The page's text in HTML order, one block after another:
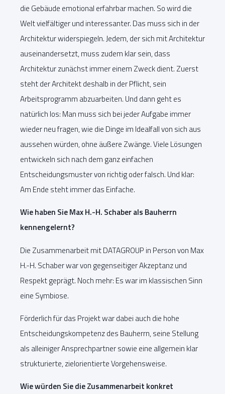
die Gebäude emotional erfahrbar machen. So wird die
Welt vielfältiger und interessanter. Das muss sich in der
Architektur widerspiegeln. Jedem, der sich mit Architektur
auseinandersetzt, muss zudem klar sein, dass
Architektur zunächst immer einem Zweck dient. Zuerst
steht der Architekt deshalb in der Pflicht, sein
Arbeitsprogramm abzuarbeiten. Und dann geht es
natürlich los: Man muss sich bei jeder Aufgabe immer
wieder neu fragen, wie die Dinge im Idealfall von sich aus
aussehen würden, ohne äußere Zwänge. Viele Lösungen
entwickeln sich nach dem ganz einfachen
Entscheidungsmuster von richtig oder falsch. Und klar:
Am Ende steht immer das Einfache.
Wie haben Sie Max H.-H. Schaber als Bauherrn
kennengelernt?
Die Zusammenarbeit mit DATAGROUP in Person von Max
H.-H. Schaber war von gegenseitiger Akzeptanz und
Respekt geprägt. Noch mehr: Es war im klassischen Sinn
eine Symbiose.
Förderlich für das Projekt war dabei auch die hohe
Entscheidungskompetenz des Bauherrn, seine Stellung
als alleiniger Ansprechpartner sowie eine allgemein klar
strukturierte, zielorientierte Vorgehensweise.
Wie würden Sie die Zusammenarbeit konkret